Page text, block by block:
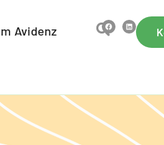
Avidenz Open Om Avidenz
F
a
c
L
i
n